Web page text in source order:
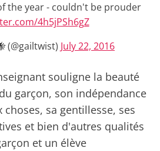
the year - couldn't be prouder
4h5jPSh6gZ
(@gailtwist) July 22, 2016
souligne la beauté
garçon, son indépendance
choses, sa gentillesse, ses
et bien d'autres qualités
et un élève